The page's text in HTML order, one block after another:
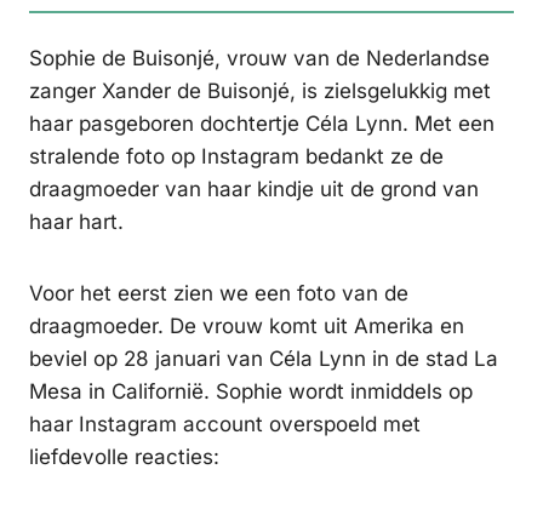
Sophie de Buisonjé, vrouw van de Nederlandse
zanger Xander de Buisonjé, is zielsgelukkig met
haar pasgeboren dochtertje Céla Lynn. Met een
stralende foto op Instagram bedankt ze de
draagmoeder van haar kindje uit de grond van
haar hart.
Voor het eerst zien we een foto van de
draagmoeder. De vrouw komt uit Amerika en
beviel op 28 januari van Céla Lynn in de stad La
Mesa in Californië. Sophie wordt inmiddels op
haar Instagram account overspoeld met
liefdevolle reacties: